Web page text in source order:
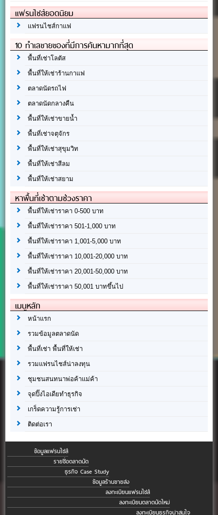
แฟรนไชส์ยอดนิยม
แฟรนไชส์กาแฟ
10 ทำเลขายของที่มีการค้นหามากที่สุด
พื้นที่เช่าโลตัส
พื้นที่ให้เช่าร้านกาแฟ
ตลาดนัดรถไฟ
ตลาดนัดกลางคืน
พื้นที่ให้เช่าขายน้ำ
พื้นที่เช่าจตุจักร
พื้นที่ให้เช่าสุขุมวิท
พื้นที่ให้เช่าสีลม
พื้นที่ให้เช่าสยาม
หาพื้นที่เช่าตามช่วงราคา
พื้นที่ให้เช่าราคา 0-500 บาท
พื้นที่ให้เช่าราคา 501-1,000 บาท
พื้นที่ให้เช่าราคา 1,001-5,000 บาท
พื้นที่ให้เช่าราคา 10,001-20,000 บาท
พื้นที่ให้เช่าราคา 20,001-50,000 บาท
พื้นที่ให้เช่าราคา 50,001 บาทขึ้นไป
เมนูหลัก
หน้าแรก
รวมข้อมูลตลาดนัด
พื้นที่เช่า พื้นที่ให้เช่า
รวมแฟรนไชส์น่าลงทุน
ชุมชนสนทนาพ่อค้าแม่ค้า
จุดปิ๊งไอเดียทำธุรกิจ
เกร็ดความรู้การเช่า
ติดต่อเรา
ข้อมูลแฟรนไชส์
รายชื่อตลาดนัด
ธุรกิจ Case Study
ข้อมูลร้านขายส่ง
ลงทะเบียนแฟรนไชส์
ลงทะเบียนตลาดนัดใหม่
ลงทะเบียนธุรกิจน่าสนใจ